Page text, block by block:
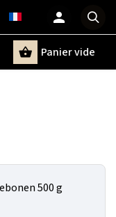
Panier vide
500 g